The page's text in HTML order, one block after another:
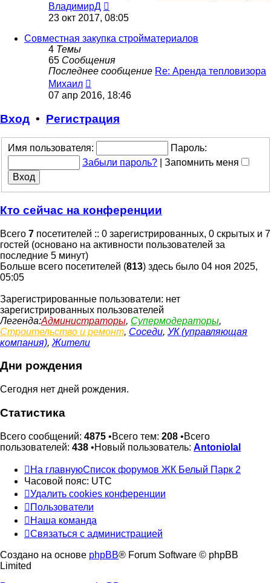
ВладимирД
к
сообщению
23 окт 2017, 08:05
Совместная закупка стройматериалов
4 Темы
65 Сообщения
Последнее сообщение Re: Аренда тепловизора
Михаил
к
последнему
07 апр 2016, 18:46
Вход • Регистрация
Имя пользователя:
Пароль:
Забыли пароль?
Запомнить меня
Кто сейчас на конференции
Всего 7 посетителей :: 0 зарегистрированных, 0 скрытых и 7
гостей (основано на активности пользователей за
последние 5 минут)
Больше всего посетителей (813) здесь было 04 ноя 2025,
05:05
Зарегистрированные пользователи: нет
зарегистрированных пользователей
Легенда:Администраторы, Супермодераторы,
Строительство и ремонт, Соседи, УК (управляющая
компания), Жители
Дни рождения
Сегодня нет дней рождения.
Статистика
Всего сообщений: 4875 •Всего тем: 208 •Всего
пользователей: 438 •Новый пользователь: Antoniolal
На главнуюСписок форумов ЖК Белый Парк 2
Часовой пояс: UTC
Удалить cookies конференции
Пользователи
Наша команда
Связаться с администрацией
Создано на основе phpBB® Forum Software © phpBB
Limited